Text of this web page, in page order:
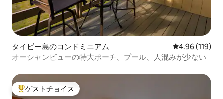
タイビー島のコンドミニアム レビュー119
4.96 (119)
オーシャンビューの特大ポーチ、プール、人混みが少ない
大好評のゲストチョイスです。
ゲストチョイス